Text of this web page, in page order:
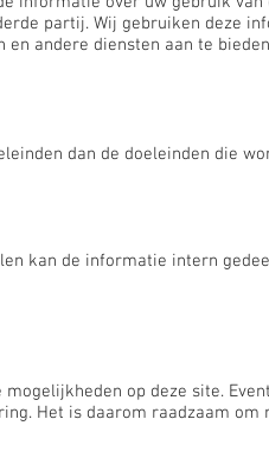
partij. Wij gebruiken deze
andere diensten aan te
dan de doeleinden die
kan de informatie intern
op deze site.
Het is daarom raadzaam